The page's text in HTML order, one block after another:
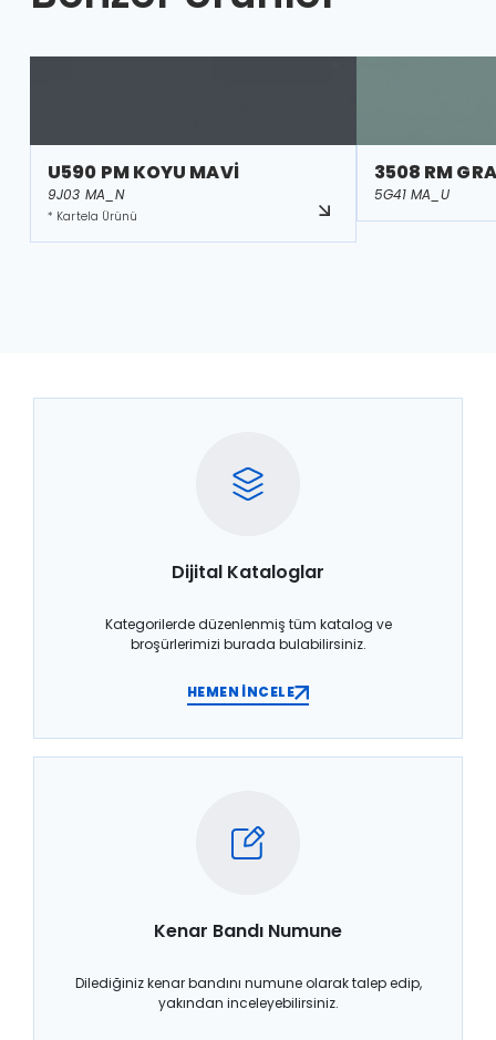
U590 PM KOYU MAVİ
9J03 MA_N
* Kartela Ürünü
3508 RM
5G41 MA_U
Dijital Kataloglar
Kategorilerde düzenlenmiş tüm katalog ve
broşürlerimizi burada bulabilirsiniz.
HEMEN İNCELE
Kenar Bandı Numune
Dilediğiniz kenar bandını numune olarak talep edip,
yakından inceleyebilirsiniz.